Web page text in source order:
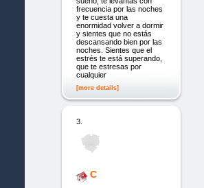
frecuencia por las noches
y te cuesta una
enormidad volver a dormir
y sientes que no estás
descansando bien por las
noches. Sientes que el
estrés te está superando,
que te estresas por
cualquier
[more details]
3.
C